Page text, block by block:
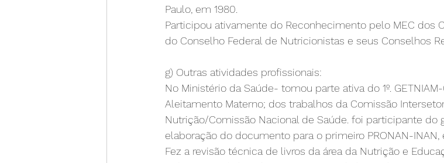
Paulo, em 1980.
Participou ativamente do Reconhecimento pelo MEC dos
do Conselho Federal de Nutricionistas e seus Conselhos
g) Outras atividades profissionais:
No Ministério da Saúde- tomou parte ativa do 1º.
Aleitamento Materno; dos trabalhos da Comissão
Nutrição/Comissão Nacional de Saúde. foi participante do
elaboração do documento para o primeiro PRONAN-INAN,
Fez a revisão técnica de livros da área da Nutrição e